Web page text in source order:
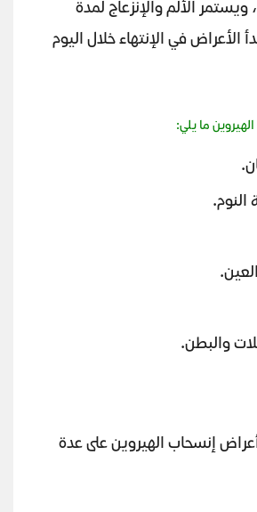
ويستمر الألم والإنزعاج لمدة
الأعراض في الإنتهاء خلال اليوم
ما يلي:
النوم.
والبطن.
إنسحاب الهيروين على عدة